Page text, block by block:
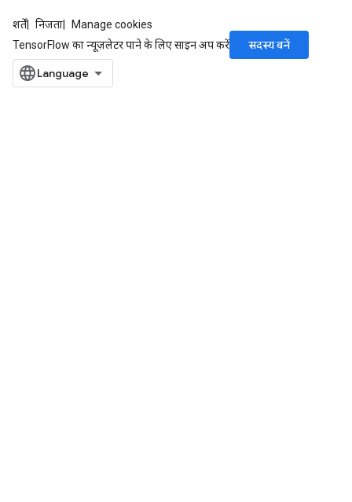
शर्तें निजता
Manage cookies
TensorFlow का न्यूज़लेटर पाने के लिए साइन अप करें
सदस्य बनें